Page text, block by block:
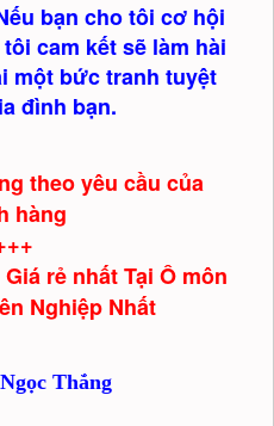
bạn cho tôi cơ hội
cam kết sẽ làm hài
một bức tranh tuyệt
đình bạn.
theo yêu cầu của
hàng
rẻ nhất Tại Ô môn
Nghiệp Nhất
Thắng